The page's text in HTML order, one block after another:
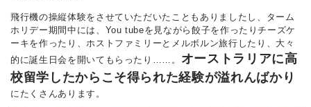
飛行機の操縦体験をさせていただいたこともありましたし、ターム
ホリデー期間中には、You tubeを見ながら餃子を作ったりチーズケ
ーキを作ったり、ホストファミリーとメルボルン旅行したり、大々
的に誕生日会を開いてもらったり……。 オーストラリアに高
校留学したからこそ得られた経験が溢れんばかり
にたくさんあります。